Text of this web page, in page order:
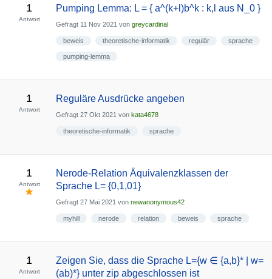
1
Antwort
Pumping Lemma: L = { a^(k+l)b^k : k,l aus N_0 }
Gefragt 11 Nov 2021 von greycardinal
beweis theoretische-informatik regulär sprache
pumping-lemma
1
Antwort
Reguläre Ausdrücke angeben
Gefragt 27 Okt 2021 von kata4678
theoretische-informatik sprache
1
Antwort
Nerode-Relation Äquivalenzklassen der
Sprache L= {0,1,01}
Gefragt 27 Mai 2021 von newanonymous42
myhill nerode relation beweis sprache
1
Antwort
Zeigen Sie, dass die Sprache L={w ∈ {a,b}* | w=
(ab)*} unter zip abgeschlossen ist